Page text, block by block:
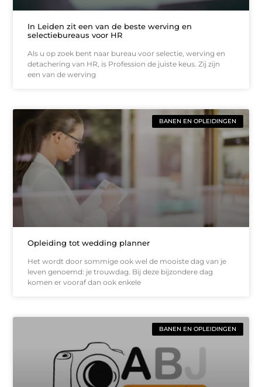
In Leiden zit een van de beste werving en
selectiebureaus voor HR
Als u op zoek bent naar bureau voor selectie, werving en
detachering van HR, is Profession de juiste keus. Zij zijn
een van de werving
BANEN EN OPLEIDINGEN
Opleiding tot wedding planner
Het wordt door sommige ook wel de mooiste dag van je
leven genoemd: je trouwdag. Bij deze bijzondere dag
komen er vooraf dan ook enkele
BANEN EN OPLEIDINGEN